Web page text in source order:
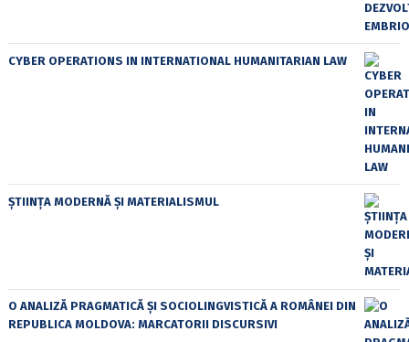
CYBER OPERATIONS IN INTERNATIONAL HUMANITARIAN LAW
ȘTIINȚA MODERNĂ ȘI MATERIALISMUL
O ANALIZĂ PRAGMATICĂ ȘI SOCIOLINGVISTICĂ A ROMÂNEI DIN
REPUBLICA MOLDOVA: MARCATORII DISCURSIVI